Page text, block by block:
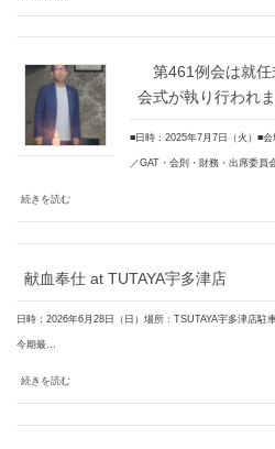
第461例会は就任
会式が執り行われま
■日時：2025年7月7日（火）■
／GAT・会則・財務・出席委員
続きを読む
献血奉仕 at TUTAYA宇多津店
日時：2026年6月28日（日）場所：TSUTAYA宇多津店
今期最…
続きを読む